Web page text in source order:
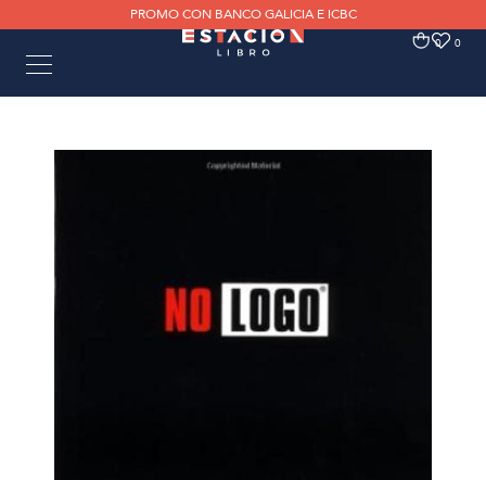
PROMO CON BANCO GALICIA E ICBC
0 0